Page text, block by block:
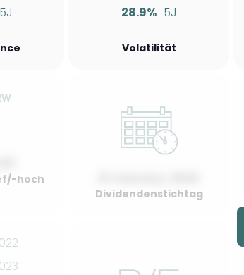
5J
28.9% 5J
Volatilität
hoch
Dividendenstichtag